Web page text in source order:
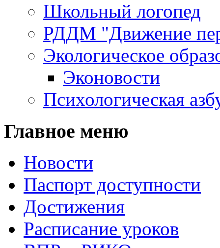
Школьный логопед
РДДМ "Движение
Экологическое
Эконовости
Психологическая
Главное меню
Новости
Паспорт доступности
Достижения
Расписание уроков